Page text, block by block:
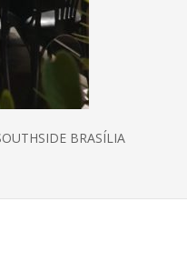
BRASÍLIA